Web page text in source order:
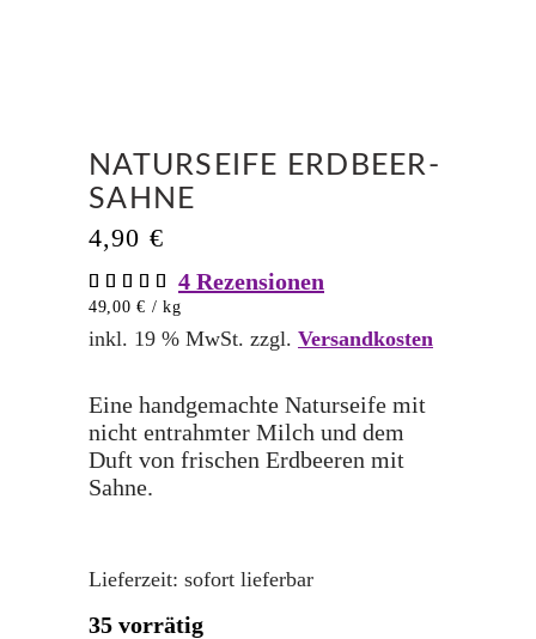
NATURSEIFE ERDBEER-
SAHNE
4,90 €
Bewertet
mit
5.00
von 5,
4
4 Rezensionen
49,00€ /kg
inkl. 19 % MwSt. zzgl. Versandkosten
Eine handgemachte Naturseife mit
nicht entrahmter Milch und dem
Duft von frischen Erdbeeren mit
Sahne.
Lieferzeit: sofort lieferbar
35 vorrätig